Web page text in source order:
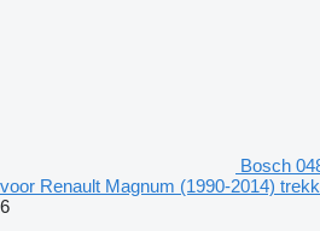
Bosch
voor Renault Magnum (1990-2014)
6